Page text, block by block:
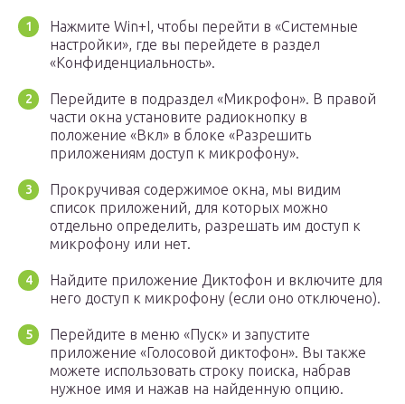
Нажмите Win+I, чтобы перейти в «Системные
настройки», где вы перейдете в раздел
«Конфиденциальность».
Перейдите в подраздел «Микрофон». В правой
части окна установите радиокнопку в
положение «Вкл» в блоке «Разрешить
приложениям доступ к микрофону».
Прокручивая содержимое окна, мы видим
список приложений, для которых можно
отдельно определить, разрешать им доступ к
микрофону или нет.
Найдите приложение Диктофон и включите для
него доступ к микрофону (если оно отключено).
Перейдите в меню «Пуск» и запустите
приложение «Голосовой диктофон». Вы также
можете использовать строку поиска, набрав
нужное имя и нажав на найденную опцию.